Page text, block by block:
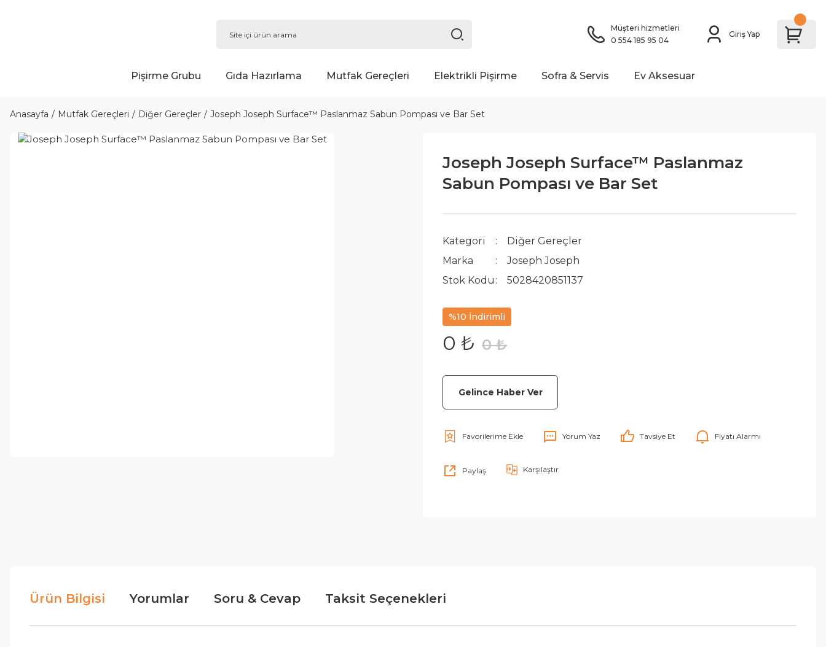
Müşteri hizmetleri
0 554 185 95 04
Giriş Yap
Pişirme Grubu Gıda Hazırlama Mutfak Gereçleri Elektrikli Pişirme Sofra & Servis Ev Aksesuar
Anasayfa Mutfak Gereçleri Diğer Gereçler Joseph Joseph Surface™ Paslanmaz Sabun Pompası ve Bar Set
Joseph Joseph Surface™ Paslanmaz
Sabun Pompası ve Bar Set
Kategori
Diğer Gereçler
Marka
Joseph Joseph
Stok Kodu
5028420851137
%10 İndirimli
0 ₺ 0 ₺
Gelince Haber Ver
Yorum Yaz Tavsiye Et Fiyatı Alarmı
Paylaş Karşılaştır
Ürün Bilgisi Yorumlar Soru & Cevap Taksit Seçenekleri